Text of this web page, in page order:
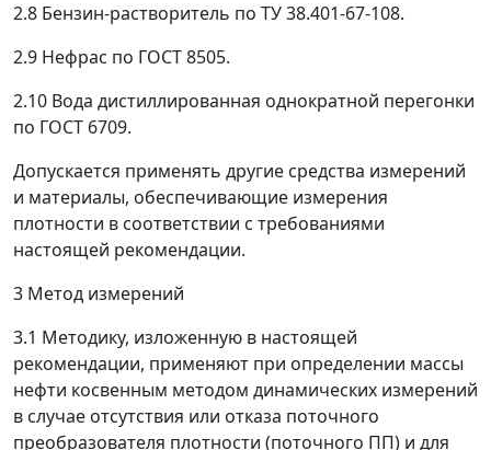
2.8 Бензин-растворитель по ТУ 38.401-67-108.
2.9 Нефрас по ГОСТ 8505.
2.10 Вода дистиллированная однократной перегонки
по ГОСТ 6709.
Допускается применять другие средства измерений
и материалы, обеспечивающие измерения
плотности в соответствии с требованиями
настоящей рекомендации.
3 Метод измерений
3.1 Методику, изложенную в настоящей
рекомендации, применяют при определении массы
нефти косвенным методом динамических измерений
в случае отсутствия или отказа поточного
преобразователя плотности (поточного ПП) и для